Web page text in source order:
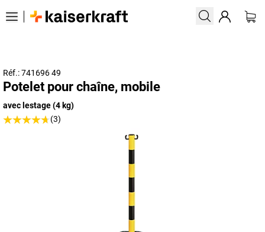
Réf.: 741696 49
Potelet pour chaîne, mobile
avec lestage (4 kg)
(3)